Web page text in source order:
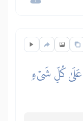
كُلِّ شَيۡءٖ